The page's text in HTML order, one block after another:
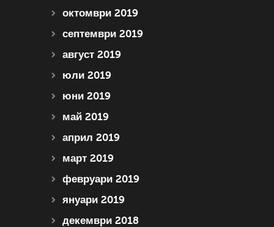
октомври 2019
септември 2019
август 2019
юли 2019
юни 2019
май 2019
април 2019
март 2019
февруари 2019
януари 2019
декември 2018